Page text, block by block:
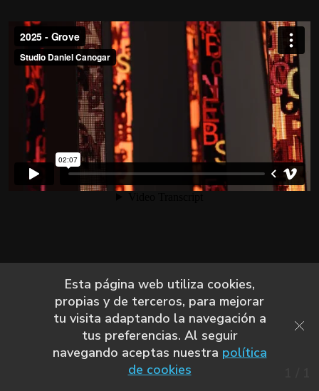
Esta página web utiliza cookies,
propias y de terceros, para mejorar
tu visita adaptando la navegación a
tus preferencias. Al seguir
navegando aceptas nuestra política
de cookies